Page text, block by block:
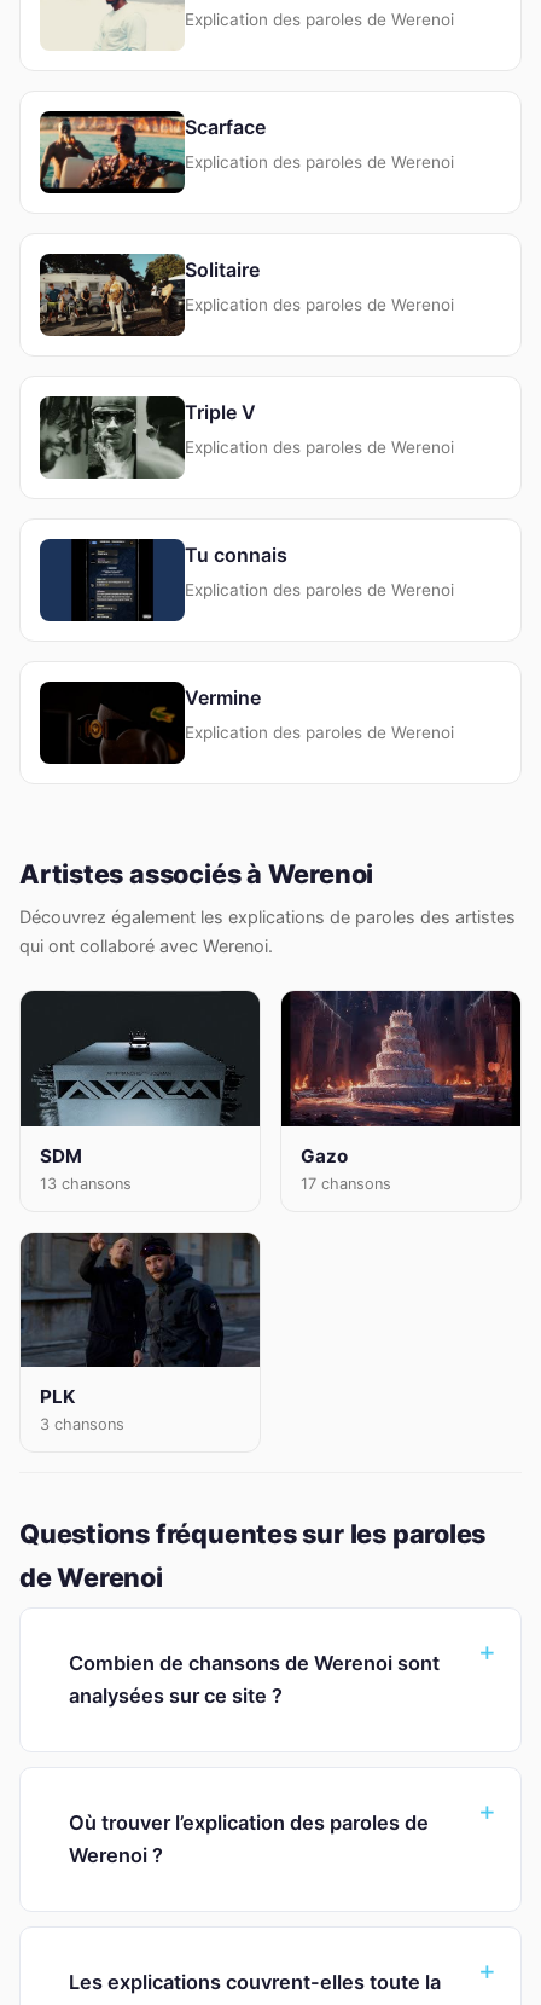
Explication des paroles de Werenoi
Scarface
Explication des paroles de Werenoi
Solitaire
Explication des paroles de Werenoi
Triple V
Explication des paroles de Werenoi
Tu connais
Explication des paroles de Werenoi
Vermine
Explication des paroles de Werenoi
Artistes associés à Werenoi
Découvrez également les explications de paroles des artistes
qui ont collaboré avec Werenoi.
SDM
13 chansons
Gazo
17 chansons
PLK
3 chansons
Questions fréquentes sur les paroles
de Werenoi
Combien de chansons de Werenoi sont
analysées sur ce site ?
Où trouver l’explication des paroles de
Werenoi ?
Les explications couvrent-elles toute la